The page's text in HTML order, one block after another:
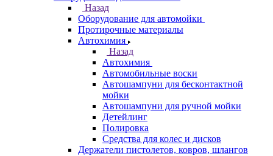
Назад
Оборудование для автомойки
Протирочные материалы
Автохимия
Назад
Автохимия
Автомобильные воски
Автошампуни для бесконтактной
мойки
Автошампуни для ручной мойки
Детейлинг
Полировка
Средства для колес и дисков
Держатели пистолетов, ковров, шлангов